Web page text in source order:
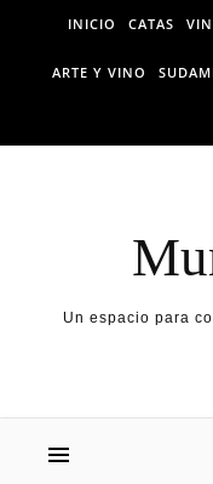
Skip to content
INICIO CATAS
ARTE Y VINO
Un espacio para